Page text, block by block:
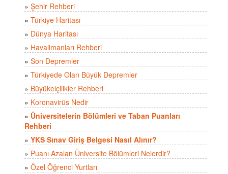
» Şehir Rehberi
» Türkiye Haritası
» Dünya Haritası
» Havalimanları Rehberi
» Son Depremler
» Türkiyede Olan Büyük Depremler
» Büyükelçilikler Rehberi
» Koronavirüs Nedir
» Üniversitelerin Bölümleri ve Taban Puanları
Rehberi
» YKS Sınav Giriş Belgesi Nasıl Alınır?
» Puanı Azalan Üniversite Bölümleri Nelerdir?
» Özel Öğrenci Yurtları